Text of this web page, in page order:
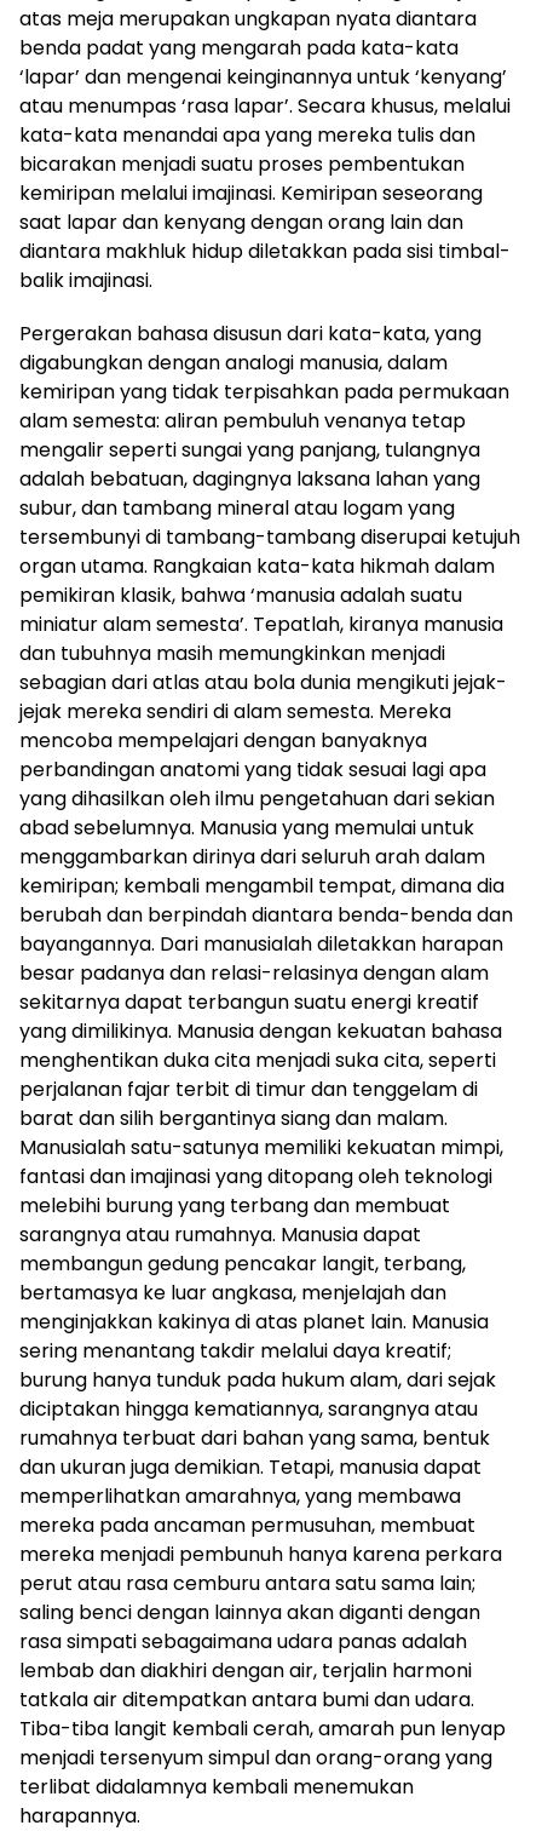
atas meja merupakan ungkapan nyata diantara
benda padat yang mengarah pada kata-kata
‘lapar’ dan mengenai keinginannya untuk ‘kenyang’
atau menumpas ‘rasa lapar’. Secara khusus, melalui
kata-kata menandai apa yang mereka tulis dan
bicarakan menjadi suatu proses pembentukan
kemiripan melalui imajinasi. Kemiripan seseorang
saat lapar dan kenyang dengan orang lain dan
diantara makhluk hidup diletakkan pada sisi timbal-
balik imajinasi.
Pergerakan bahasa disusun dari kata-kata, yang
digabungkan dengan analogi manusia, dalam
kemiripan yang tidak terpisahkan pada permukaan
alam semesta: aliran pembuluh venanya tetap
mengalir seperti sungai yang panjang, tulangnya
adalah bebatuan, dagingnya laksana lahan yang
subur, dan tambang mineral atau logam yang
tersembunyi di tambang-tambang diserupai ketujuh
organ utama. Rangkaian kata-kata hikmah dalam
pemikiran klasik, bahwa ‘manusia adalah suatu
miniatur alam semesta’. Tepatlah, kiranya manusia
dan tubuhnya masih memungkinkan menjadi
sebagian dari atlas atau bola dunia mengikuti jejak-
jejak mereka sendiri di alam semesta. Mereka
mencoba mempelajari dengan banyaknya
perbandingan anatomi yang tidak sesuai lagi apa
yang dihasilkan oleh ilmu pengetahuan dari sekian
abad sebelumnya. Manusia yang memulai untuk
menggambarkan dirinya dari seluruh arah dalam
kemiripan; kembali mengambil tempat, dimana dia
berubah dan berpindah diantara benda-benda dan
bayangannya. Dari manusialah diletakkan harapan
besar padanya dan relasi-relasinya dengan alam
sekitarnya dapat terbangun suatu energi kreatif
yang dimilikinya. Manusia dengan kekuatan bahasa
menghentikan duka cita menjadi suka cita, seperti
perjalanan fajar terbit di timur dan tenggelam di
barat dan silih bergantinya siang dan malam.
Manusialah satu-satunya memiliki kekuatan mimpi,
fantasi dan imajinasi yang ditopang oleh teknologi
melebihi burung yang terbang dan membuat
sarangnya atau rumahnya. Manusia dapat
membangun gedung pencakar langit, terbang,
bertamasya ke luar angkasa, menjelajah dan
menginjakkan kakinya di atas planet lain. Manusia
sering menantang takdir melalui daya kreatif;
burung hanya tunduk pada hukum alam, dari sejak
diciptakan hingga kematiannya, sarangnya atau
rumahnya terbuat dari bahan yang sama, bentuk
dan ukuran juga demikian. Tetapi, manusia dapat
memperlihatkan amarahnya, yang membawa
mereka pada ancaman permusuhan, membuat
mereka menjadi pembunuh hanya karena perkara
perut atau rasa cemburu antara satu sama lain;
saling benci dengan lainnya akan diganti dengan
rasa simpati sebagaimana udara panas adalah
lembab dan diakhiri dengan air, terjalin harmoni
tatkala air ditempatkan antara bumi dan udara.
Tiba-tiba langit kembali cerah, amarah pun lenyap
menjadi tersenyum simpul dan orang-orang yang
terlibat didalamnya kembali menemukan
harapannya.